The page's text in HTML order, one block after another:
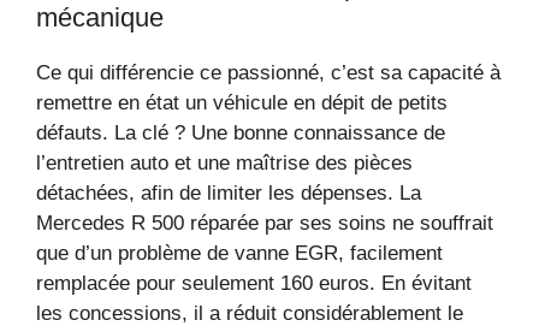
mécanique
Ce qui différencie ce passionné, c’est sa capacité à
remettre en état un véhicule en dépit de petits
défauts. La clé ? Une bonne connaissance de
l’entretien auto et une maîtrise des pièces
détachées, afin de limiter les dépenses. La
Mercedes R 500 réparée par ses soins ne souffrait
que d’un problème de vanne EGR, facilement
remplacée pour seulement 160 euros. En évitant
les concessions, il a réduit considérablement le